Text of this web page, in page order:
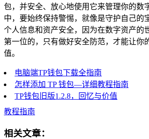
包，并安全、放心地使用它来管理你的数
中，要始终保持警惕，就像是守护自己的
个人信息和资产安全，因为在数字资产的
第一位的，只有做好安全防范，才能让你
值。
电脑端TP钱包下载全指南
怎样添加 TP 钱包—详细教程指南
TP钱包旧版1.2.8，回忆与价值
教程指南
相关文章：